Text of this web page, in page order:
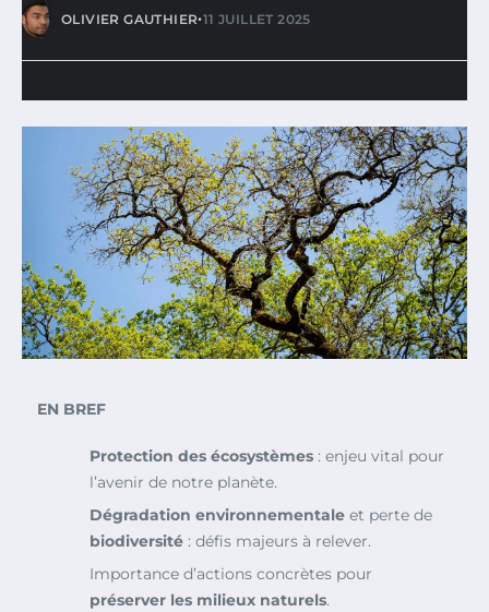
OLIVIER GAUTHIER•11 JUILLET 2025
EN BREF
Protection des écosystèmes : enjeu vital pour
l’avenir de notre planète.
Dégradation environnementale et perte de
biodiversité : défis majeurs à relever.
Importance d’actions concrètes pour
préserver les milieux naturels.